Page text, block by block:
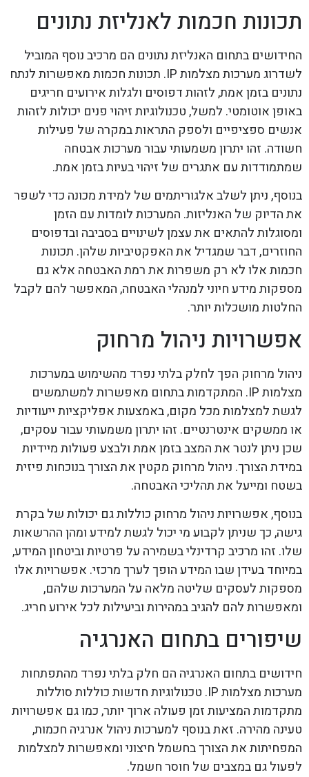
תכונות חכמות לאנליזת נתונים
החידושים בתחום האנליזת נתונים הם מרכיב נוסף המוביל
לשדרוג מערכות מצלמות IP. תכונות חכמות מאפשרות לנתח
נתונים בזמן אמת, לזהות דפוסים ולגלות אירועים חריגים
באופן אוטומטי. למשל, טכנולוגיות זיהוי פנים יכולות לזהות
אנשים ספציפיים ולספק התראות במקרה של פעילות
חשודה. זהו יתרון משמעותי עבור מערכות אבטחה
שמתמודדות עם אתגרים של זיהוי בעיות בזמן אמת.
בנוסף, ניתן לשלב אלגוריתמים של למידת מכונה כדי לשפר
את הדיוק של האנליזות. המערכות לומדות עם הזמן
ומסוגלות להתאים את עצמן לשינויים בסביבה ובדפוסים
החוזרים, דבר שמגדיל את האפקטיביות שלהן. תכונות
חכמות אלו לא רק משפרות את רמת האבטחה אלא גם
מספקות מידע חיוני למנהלי האבטחה, המאפשר להם לקבל
החלטות מושכלות יותר.
אפשרויות ניהול מרחוק
ניהול מרחוק הפך לחלק בלתי נפרד מהשימוש במערכות
מצלמות IP. המתקדמות בתחום מאפשרות למשתמשים
לגשת למצלמות מכל מקום, באמצעות אפליקציות ייעודיות
או ממשקים אינטרנטיים. זהו יתרון משמעותי עבור עסקים,
שכן ניתן לנטר את המצב בזמן אמת ולבצע פעולות מיידיות
במידת הצורך. ניהול מרחוק מקטין את הצורך בנוכחות פיזית
בשטח ומייעל את תהליכי האבטחה.
בנוסף, אפשרויות ניהול מרחוק כוללות גם יכולות של בקרת
גישה, כך שניתן לקבוע מי יכול לגשת למידע ומהן ההרשאות
שלו. זהו מרכיב קרדינלי בשמירה על פרטיות וביטחון המידע,
במיוחד בעידן שבו המידע הופך לערך מרכזי. אפשרויות אלו
מספקות לעסקים שליטה מלאה על המערכות שלהם,
ומאפשרות להם להגיב במהירות וביעילות לכל אירוע חריג.
שיפורים בתחום האנרגיה
חידושים בתחום האנרגיה הם חלק בלתי נפרד מהתפתחות
מערכות מצלמות IP. טכנולוגיות חדשות כוללות סוללות
מתקדמות המציעות זמן פעולה ארוך יותר, כמו גם אפשרויות
טעינה מהירה. זאת בנוסף למערכות ניהול אנרגיה חכמות,
המפחיתות את הצורך בחשמל חיצוני ומאפשרות למצלמות
לפעול גם במצבים של חוסר חשמל.